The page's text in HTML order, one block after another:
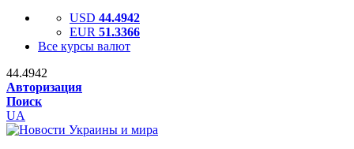
USD 44.4942
EUR 51.3366
Все курсы валют
44.4942
Авторизация
Поиск
UA